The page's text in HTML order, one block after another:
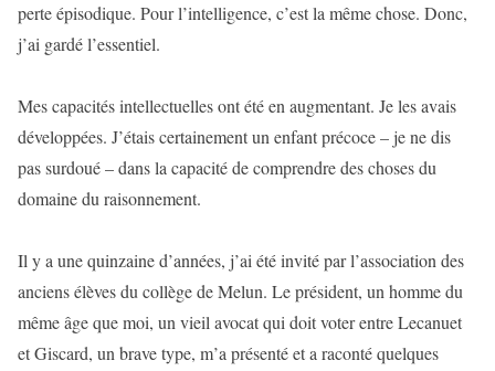
perte épisodique. Pour l’intelligence, c’est la même chose. Donc,
j’ai gardé l’essentiel.
Mes capacités intellectuelles ont été en augmentant. Je les avais
développées. J’étais certainement un enfant précoce – je ne dis
pas surdoué – dans la capacité de comprendre des choses du
domaine du raisonnement.
Il y a une quinzaine d’années, j’ai été invité par l’association des
anciens élèves du collège de Melun. Le président, un homme du
même âge que moi, un vieil avocat qui doit voter entre Lecanuet
et Giscard, un brave type, m’a présenté et a raconté quelques